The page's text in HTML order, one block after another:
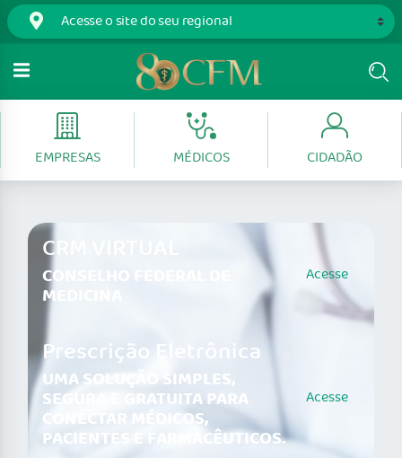
EMPRESAS MÉDICOS CIDADÃO
CRM VIRTUAL
CONSELHO FEDERAL DE
MEDICINA
Acesse
Prescrição Eletrônica
UMA SOLUÇÃO SIMPLES,
SEGURA E GRATUITA PARA
CONECTAR MÉDICOS,
PACIENTES E FARMACÊUTICOS.
Acesse